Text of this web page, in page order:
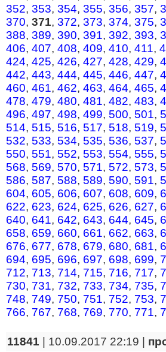
352, 353, 354, 355, 356, 357,
370, 371, 372, 373, 374, 375,
388, 389, 390, 391, 392, 393,
406, 407, 408, 409, 410, 411,
424, 425, 426, 427, 428, 429,
442, 443, 444, 445, 446, 447,
460, 461, 462, 463, 464, 465,
478, 479, 480, 481, 482, 483,
496, 497, 498, 499, 500, 501,
514, 515, 516, 517, 518, 519,
532, 533, 534, 535, 536, 537,
550, 551, 552, 553, 554, 555,
568, 569, 570, 571, 572, 573,
586, 587, 588, 589, 590, 591,
604, 605, 606, 607, 608, 609,
622, 623, 624, 625, 626, 627,
640, 641, 642, 643, 644, 645,
658, 659, 660, 661, 662, 663,
676, 677, 678, 679, 680, 681,
694, 695, 696, 697, 698, 699,
712, 713, 714, 715, 716, 717,
730, 731, 732, 733, 734, 735,
748, 749, 750, 751, 752, 753,
766, 767, 768, 769, 770, 771,
11841 | 10.09.2017 22:19 |